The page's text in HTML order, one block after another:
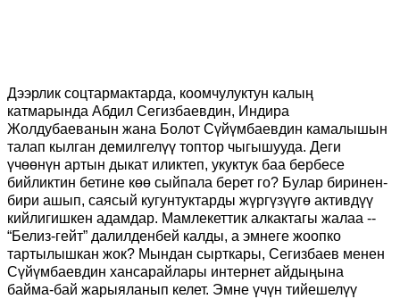
Дээрлик соцтармактарда, коомчулуктун калың
катмарында Абдил Сегизбаевдин, Индира
Жолдубаеванын жана Болот Сүйүмбаевдин камалышын
талап кылган демилгелүү топтор чыгышууда. Деги
үчөөнүн артын дыкат иликтеп, укуктук баа бербесе
бийликтин бетине көө сыйпала берет го? Булар биринен-
бири ашып, саясый кугунтуктарды жүргүзүүгө активдүү
кийлигишкен адамдар. Мамлекеттик алкактагы жалаа --
“Белиз-гейт” далилденбей калды, а эмнеге жоопко
тартылышкан жок? Мындан сырткары, Сегизбаев менен
Сүйүмбаевдин хансарайлары интернет айдыңына
байма-бай жарыяланып келет. Эмне үчүн тийешелүү